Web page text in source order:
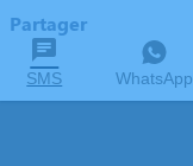
Partager
SMS WhatsApp